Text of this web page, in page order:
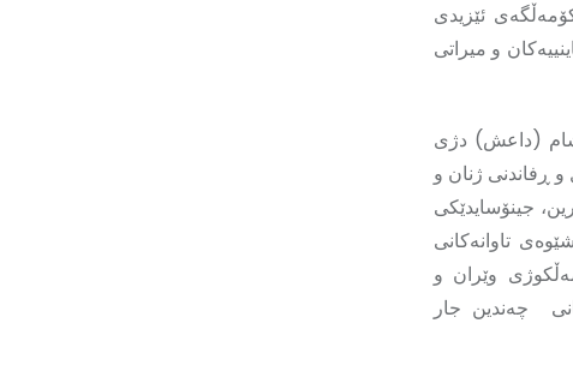
ئێزیدی
و میراتی
شام (داعش) دژی
ڕفاندنی ژنان و
جینۆسایدێکی
تاوانەکانی
وێران و
چەندین جار